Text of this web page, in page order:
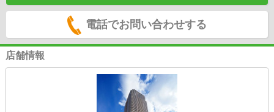
電話でお問い合わせする
店舗情報